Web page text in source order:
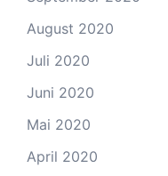
August 2020
Juli 2020
Juni 2020
Mai 2020
April 2020